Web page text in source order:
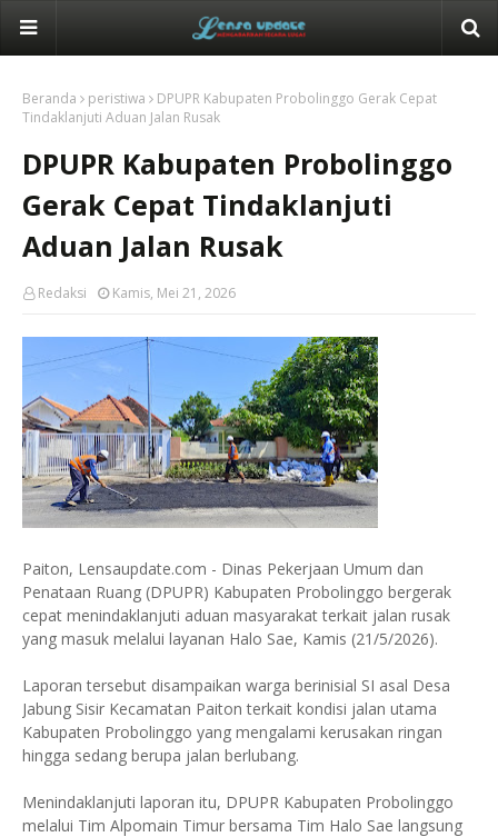
Beranda peristiwa
DPUPR Kabupaten Probolinggo Gerak Cepat
Tindaklanjuti Aduan Jalan Rusak
DPUPR Kabupaten Probolinggo
Gerak Cepat Tindaklanjuti
Aduan Jalan Rusak
Redaksi Kamis, Mei 21, 2026
Paiton, Lensaupdate.com - Dinas Pekerjaan Umum dan
Penataan Ruang (DPUPR) Kabupaten Probolinggo bergerak
cepat menindaklanjuti aduan masyarakat terkait jalan rusak
yang masuk melalui layanan Halo Sae, Kamis (21/5/2026).
Laporan tersebut disampaikan warga berinisial SI asal Desa
Jabung Sisir Kecamatan Paiton terkait kondisi jalan utama
Kabupaten Probolinggo yang mengalami kerusakan ringan
hingga sedang berupa jalan berlubang.
Menindaklanjuti laporan itu, DPUPR Kabupaten Probolinggo
melalui Tim Alpomain Timur bersama Tim Halo Sae langsung